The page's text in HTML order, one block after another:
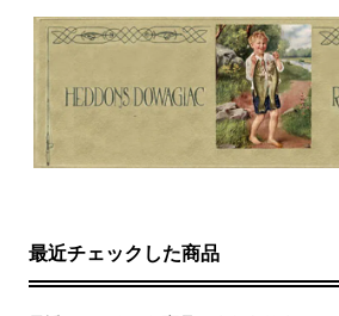
最近チェックした商品